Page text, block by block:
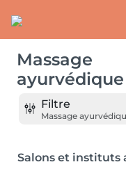
Massage
ayurvédique
Filtre
Massage
Salons et instituts